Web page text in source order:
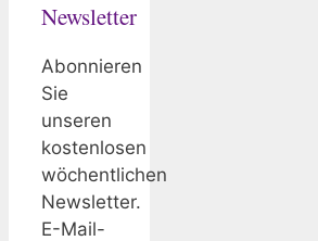
Newsletter
Abonnieren
Sie
unseren
kostenlosen
wöchentlichen
Newsletter.
E-Mail-